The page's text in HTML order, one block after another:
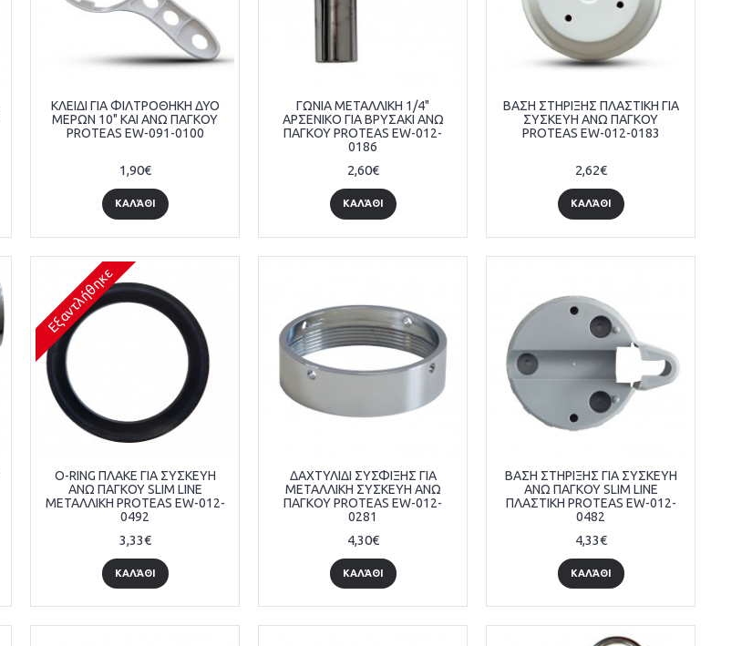
ΚΛΕΙΔΙ ΓΙΑ ΦΙΛΤΡΟΘΗΚΗ ΔΥΟ
ΜΕΡΩΝ 10" ΚΑΙ ΑΝΩ ΠΑΓΚΟΥ
PROTEAS EW-091-0100
1,90€
ΚΑΛΆΘΙ
ΓΩΝΙΑ ΜΕΤΑΛΛΙΚΗ 1/4"
ΑΡΣΕΝΙΚΟ ΓΙΑ ΒΡΥΣΑΚΙ ΑΝΩ
ΠΑΓΚΟΥ PROTEAS EW-012-
0186
2,60€
ΚΑΛΆΘΙ
ΒΑΣΗ ΣΤΗΡΙΞΗΣ ΠΛΑΣΤΙΚΗ ΓΙΑ
ΣΥΣΚΕΥΗ ΑΝΩ ΠΑΓΚΟΥ
PROTEAS EW-012-0183
2,62€
ΚΑΛΆΘΙ
Εξαντλήθηκε
O-RING ΠΛΑΚΕ ΓΙΑ ΣΥΣΚΕΥΗ
ΑΝΩ ΠΑΓΚΟΥ SLIM LINE
ΜΕΤΑΛΛΙΚΗ PROTEAS EW-012-
0492
3,33€
ΚΑΛΆΘΙ
ΔΑΧΤΥΛΙΔΙ ΣΥΣΦΙΞΗΣ ΓΙΑ
ΜΕΤΑΛΛΙΚΗ ΣΥΣΚΕΥΗ ΑΝΩ
ΠΑΓΚΟΥ PROTEAS EW-012-
0281
4,30€
ΚΑΛΆΘΙ
ΒΑΣΗ ΣΤΗΡΙΞΗΣ ΓΙΑ ΣΥΣΚΕΥΗ
ΑΝΩ ΠΑΓΚΟΥ SLIM LINE
ΠΛΑΣΤΙΚΗ PROTEAS EW-012-
0482
4,33€
ΚΑΛΆΘΙ